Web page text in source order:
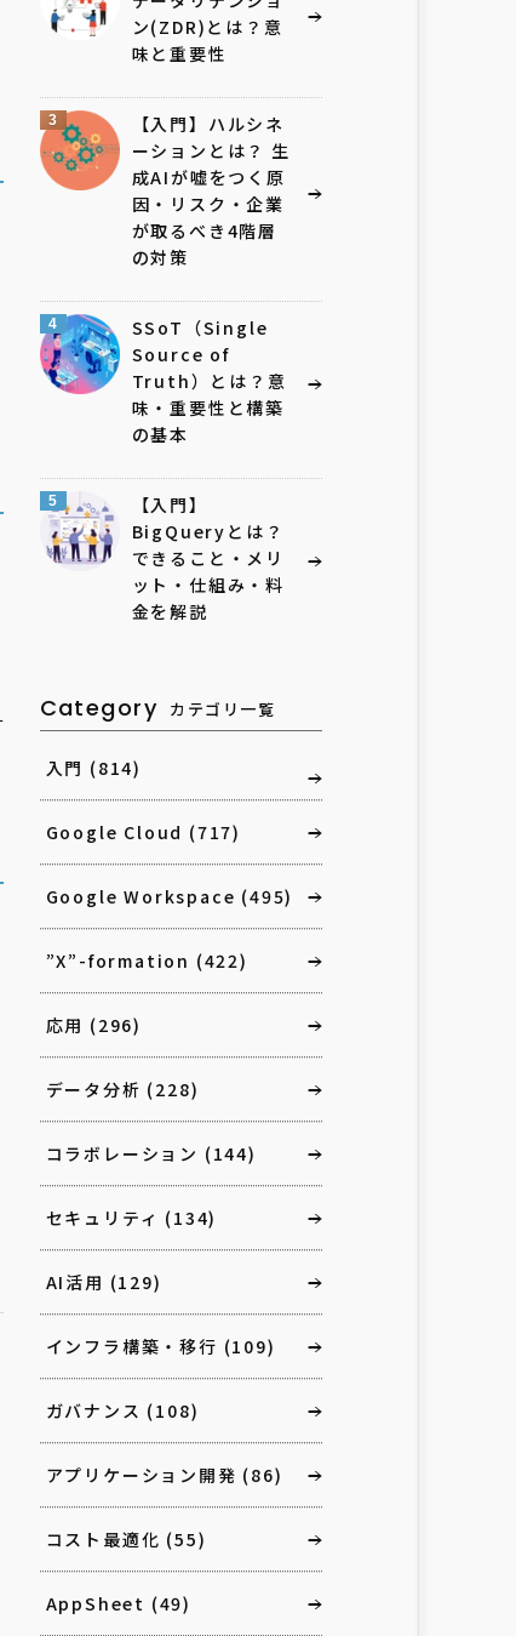
ン(ZDR)とは？意
味と重要性
3
【入門】ハルシネ
ーションとは？ 生
成AIが嘘をつく原
因・リスク・企業
が取るべき4階層
の対策
4
SSoT（Single
Source of
Truth）とは？意
味・重要性と構築
の基本
5
【入門】
BigQueryとは？
できること・メリ
ット・仕組み・料
金を解説
Category カテゴリ一覧
入門 (814)
Google Cloud (717)
Google Workspace (495)
”X”-formation (422)
応用 (296)
データ分析 (228)
コラボレーション (144)
セキュリティ (134)
AI活用 (129)
インフラ構築・移行 (109)
ガバナンス (108)
アプリケーション開発 (86)
コスト最適化 (55)
AppSheet (49)